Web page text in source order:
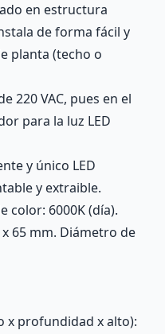
en estructura
de forma fácil y
planta (techo o
220 VAC, pues en el
para la luz LED
y único LED
y extraible.
color: 6000K (día).
65 mm. Diámetro de
x profundidad x alto):